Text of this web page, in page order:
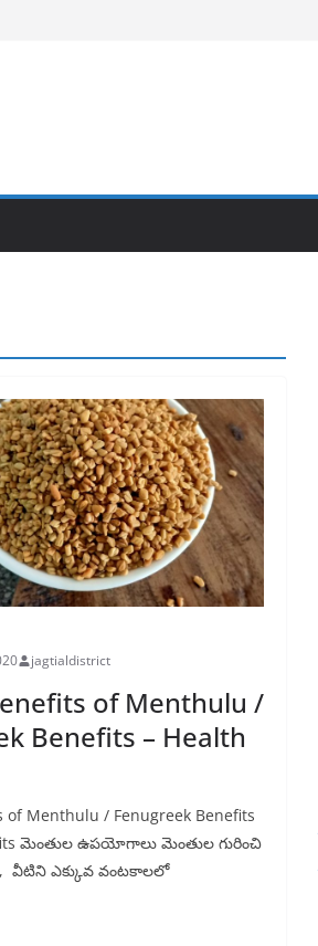
jagtialdistrict
of Menthulu /
Benefits – Health
of Menthulu / Fenugreek Benefits
మెంతుల ఉపయోగాలు మెంతుల గురించి
వీటిని ఎక్కువ వంటకాలలో